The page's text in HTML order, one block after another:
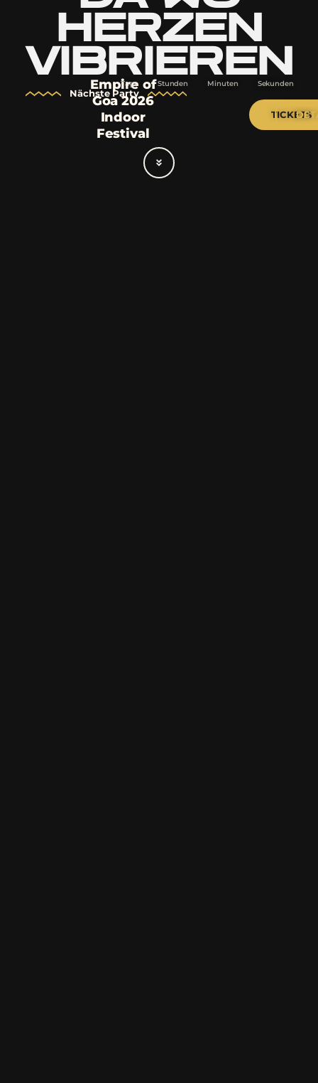
HERZEN
VIBRIEREN
Nächste Party
Empire of
Goa 2026
Indoor
Festival
Tage Stunden Minuten Sekunden
TICKETS